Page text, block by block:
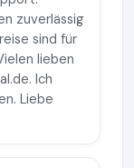
zuverlässig
sind für
lieben
Ich
Liebe